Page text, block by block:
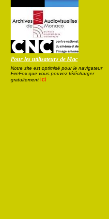
Pour les utilisateurs de Mac
Notre site est optimisé pour le navigateur
FireFox que vous pouvez télécharger
gratuitement ici